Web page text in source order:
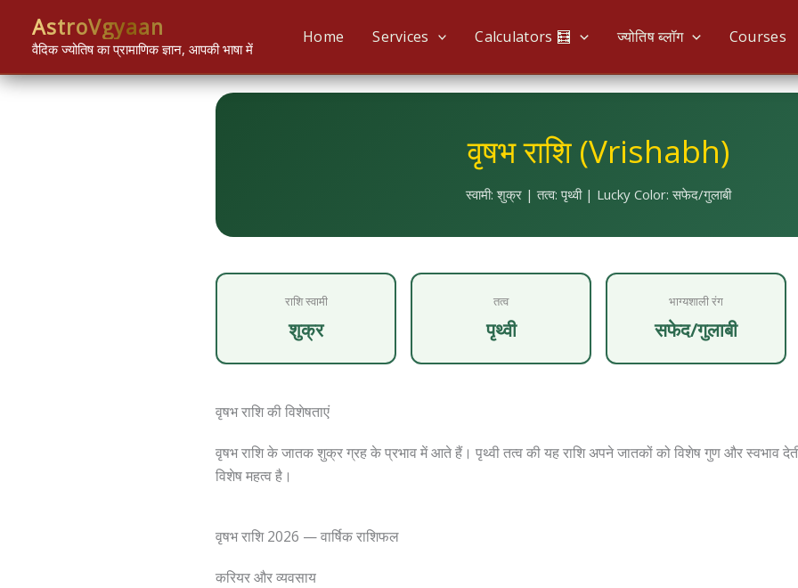
content
AstroVgyaan
वैदिक ज्योतिष का प्रामाणिक ज्ञान, आपकी भाषा में
Home Services Calculators 🧮 ज्योतिष ब्लॉग Courses
वृषभ राशि (Vrishabh)
स्वामी: शुक्र | तत्व: पृथ्वी | Lucky Color: सफेद/गुलाबी
राशि स्वामी
शुक्र
तत्व
पृथ्वी
भाग्यशाली रंग
सफेद/गुलाबी
वृषभ राशि की विशेषताएं
वृषभ राशि के जातक शुक्र ग्रह के प्रभाव में आते हैं। पृथ्वी तत्व की यह राशि अपने जातकों को विशेष गुण और स्वभाव
विशेष महत्व है।
वृषभ राशि 2026 — वार्षिक राशिफल
करियर और व्यवसाय